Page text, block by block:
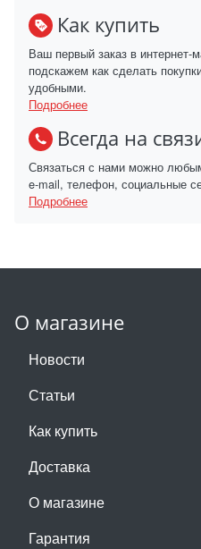
Как купить
Ваш первый заказ в
подскажем как сделать
удобными.
Подробнее
Всегда на
Связаться с нами можно
e-mail, телефон, социальные
Подробнее
О магазине
Новости
Статьи
Как купить
Доставка
О магазине
Гарантия